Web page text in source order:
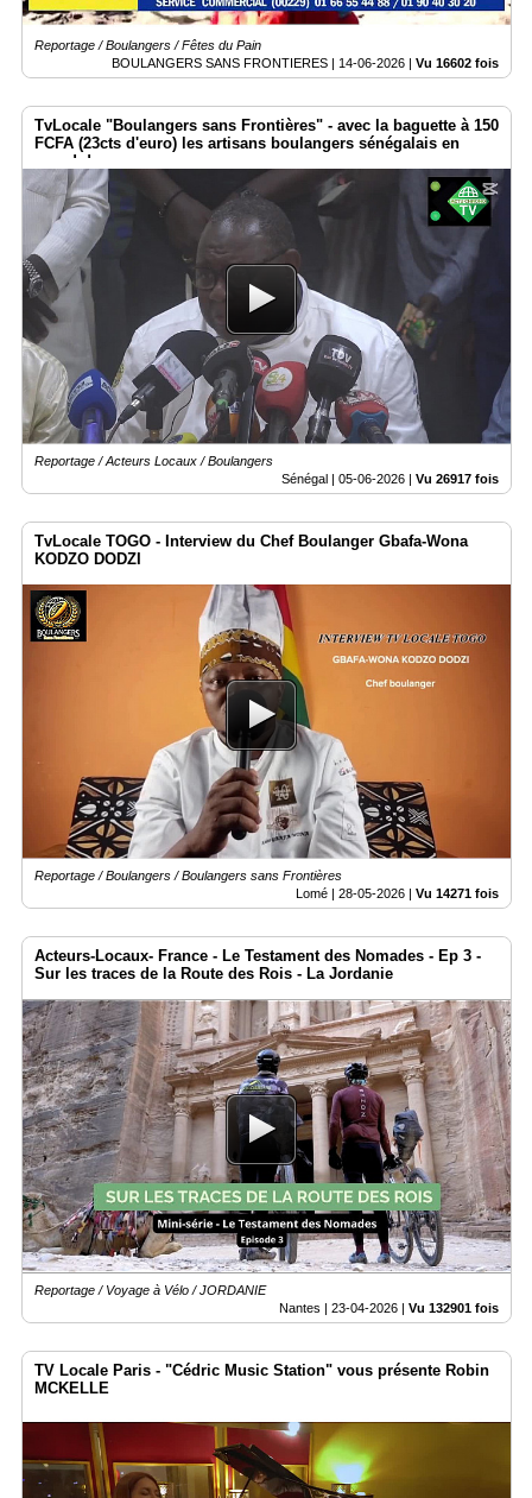
Reportage / Boulangers / Fêtes du Pain
BOULANGERS SANS FRONTIERES | 14-06-2026 Vu 16602 fois
TvLocale "Boulangers sans Frontières" - avec la baguette à 150
FCFA (23cts d'euro) les artisans boulangers sénégalais en
grand danger
Reportage / Acteurs Locaux / Boulangers
Sénégal | 05-06-2026 | Vu 26917 fois
TvLocale TOGO - Interview du Chef Boulanger Gbafa-Wona
KODZO DODZI
Reportage / Boulangers / Boulangers sans Frontières
Lomé | 28-05-2026 | Vu 14271 fois
Acteurs-Locaux- France - Le Testament des Nomades - Ep 3 -
Sur les traces de la Route des Rois - La Jordanie
Reportage / Voyage à Vélo / JORDANIE
Nantes | 23-04-2026 Vu 132901 fois
TV Locale Paris - "Cédric Music Station" vous présente Robin
MCKELLE